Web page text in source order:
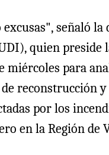
señaló la
quien preside
miércoles para
reconstrucción y
por los
en la Región de